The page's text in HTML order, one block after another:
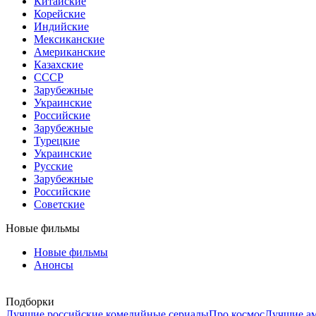
Корейские
Индийские
Мексиканские
Американские
Казахские
СССР
Зарубежные
Украинские
Российские
Зарубежные
Турецкие
Украинские
Русские
Зарубежные
Российские
Советские
Новые фильмы
Новые фильмы
Анонсы
Подборки